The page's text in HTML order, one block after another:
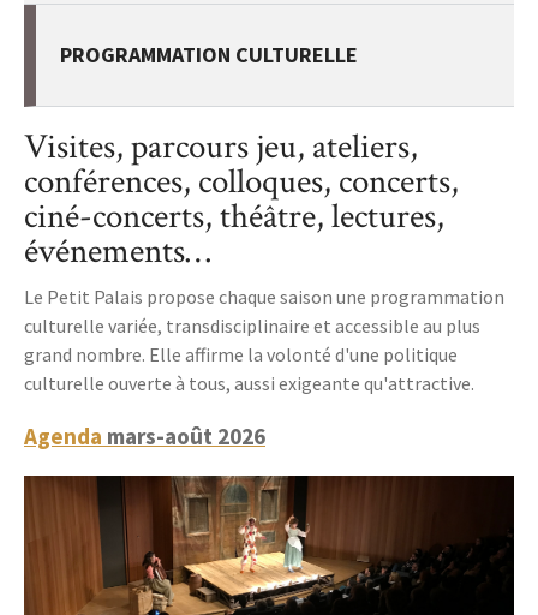
PROGRAMMATION CULTURELLE
Visites, parcours jeu, ateliers,
conférences, colloques, concerts,
ciné-concerts, théâtre, lectures,
événements…
Le Petit Palais propose chaque saison une programmation
culturelle variée, transdisciplinaire et accessible au plus
grand nombre. Elle affirme la volonté d'une politique
culturelle ouverte à tous, aussi exigeante qu'attractive.
Agenda mars-août 2026